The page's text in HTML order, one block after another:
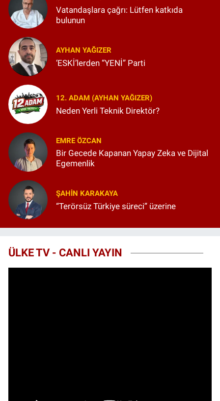
Vatandaşlara çağrı: Lütfen katkıda
bulunun
AYHAN YAĞIZER
‘ESKİ’lerden “YENİ” Parti
12. ADAM (AYHAN YAĞIZER)
Neden Yerli Teknik Direktör?
EMRE ÖZCAN
Bir Gecede Kapanan Yapay Zeka ve Dijital
Egemenlik
ŞAHIN KARAKAYA
“Terörsüz Türkiye süreci” üzerine
ÜLKE TV - CANLI YAYIN